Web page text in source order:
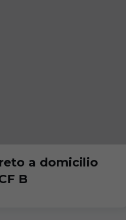
a domicilio
B